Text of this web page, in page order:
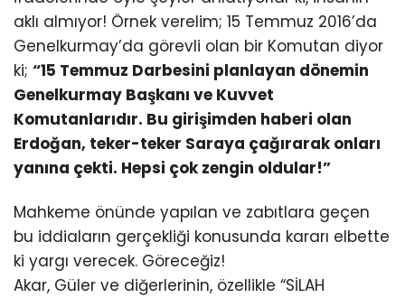
aklı almıyor! Örnek verelim; 15 Temmuz 2016’da
Genelkurmay’da görevli olan bir Komutan diyor
ki; “15 Temmuz Darbesini planlayan dönemin
Genelkurmay Başkanı ve Kuvvet
Komutanlarıdır. Bu girişimden haberi olan
Erdoğan, teker-teker Saraya çağırarak onları
yanına çekti. Hepsi çok zengin oldular!”
Mahkeme önünde yapılan ve zabıtlara geçen
bu iddiaların gerçekliği konusunda kararı elbette
ki yargı verecek. Göreceğiz!
Akar, Güler ve diğerlerinin, özellikle “SİLAH